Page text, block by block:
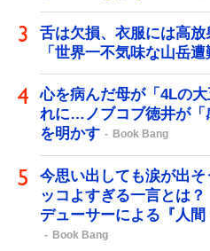
舌は欠損、衣服には高
「世界一不気味な山岳
心を病んだ母が「4Lの
れに…ノブコブ徳井が「
を明かす
Book Bang
今思い出しても涙が出
ッコよすぎる一言とは
デューサーによる『人
Book Bang